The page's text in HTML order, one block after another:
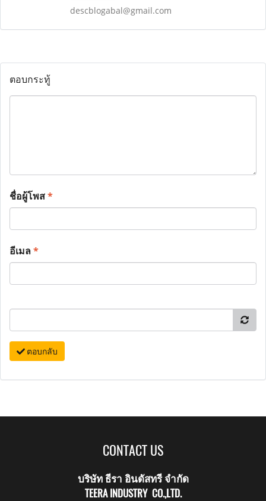
descblogabal@gmail.com
ตอบกระทู้
ชื่อผู้โพส*
อีเมล*
ตอบกลับ
CONTACT US
บริษัท ธีรา อินดัสทรี จำกัด
TEERA INDUSTRY CO.,LTD.